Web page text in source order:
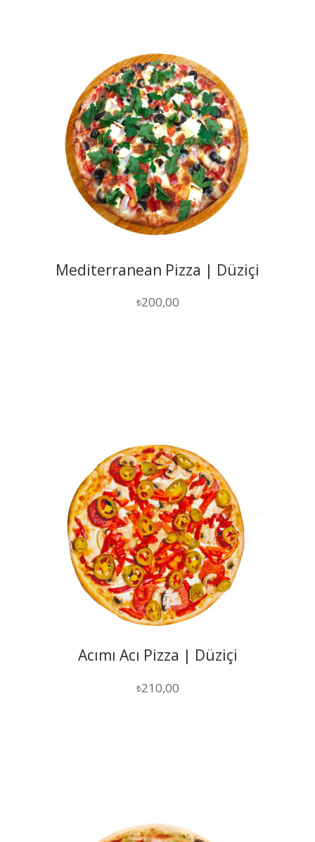
Mediterranean Pizza | Düziçi
₺200,00
Acımı Acı Pizza | Düziçi
₺210,00